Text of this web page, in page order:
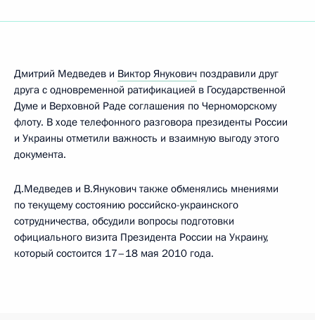
Дмитрий Медведев и Виктор Янукович поздравили друг
друга с одновременной ратификацией в Государственной
Думе и Верховной Раде соглашения по Черноморскому
флоту. В ходе телефонного разговора президенты России
и Украины отметили важность и взаимную выгоду этого
документа.
Д.Медведев и В.Янукович также обменялись мнениями
по текущему состоянию российско-украинского
сотрудничества, обсудили вопросы подготовки
официального визита Президента России на Украину,
который состоится 17–18 мая 2010 года.